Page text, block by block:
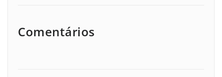
Comentários